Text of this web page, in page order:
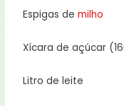
Espigas demilho
Xícara de açúcar
Litro de leite